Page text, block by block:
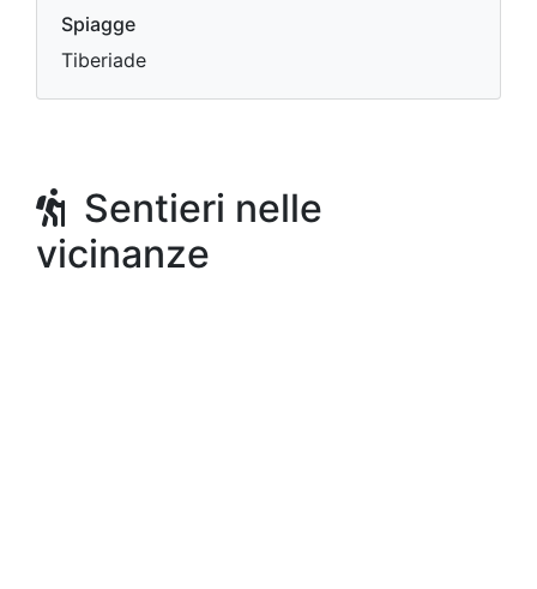
Spiagge
Tiberiade
Sentieri nelle
vicinanze